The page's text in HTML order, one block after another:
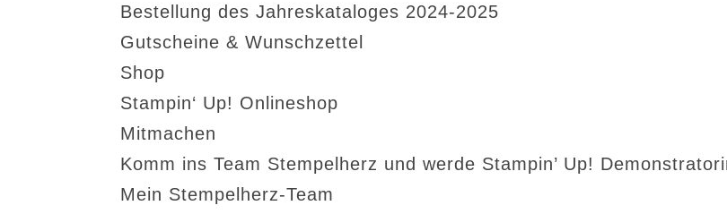
Bestellung des Jahreskataloges 2024-2025
Gutscheine & Wunschzettel
Shop
Stampin‘ Up! Onlineshop
Mitmachen
Komm ins Team Stempelherz und werde Stampin’ Up!
Mein Stempelherz-Team